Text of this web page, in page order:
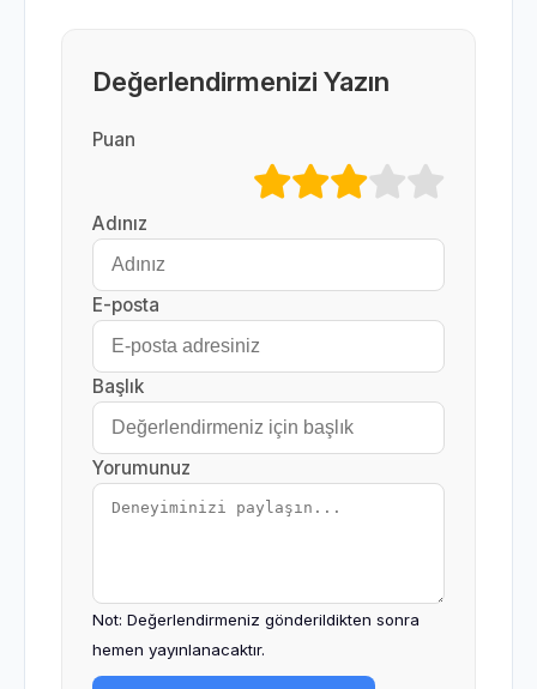
Değerlendirmenizi Yazın
Puan
Adınız
E-posta
Başlık
Yorumunuz
Not: Değerlendirmeniz gönderildikten sonra
hemen yayınlanacaktır.